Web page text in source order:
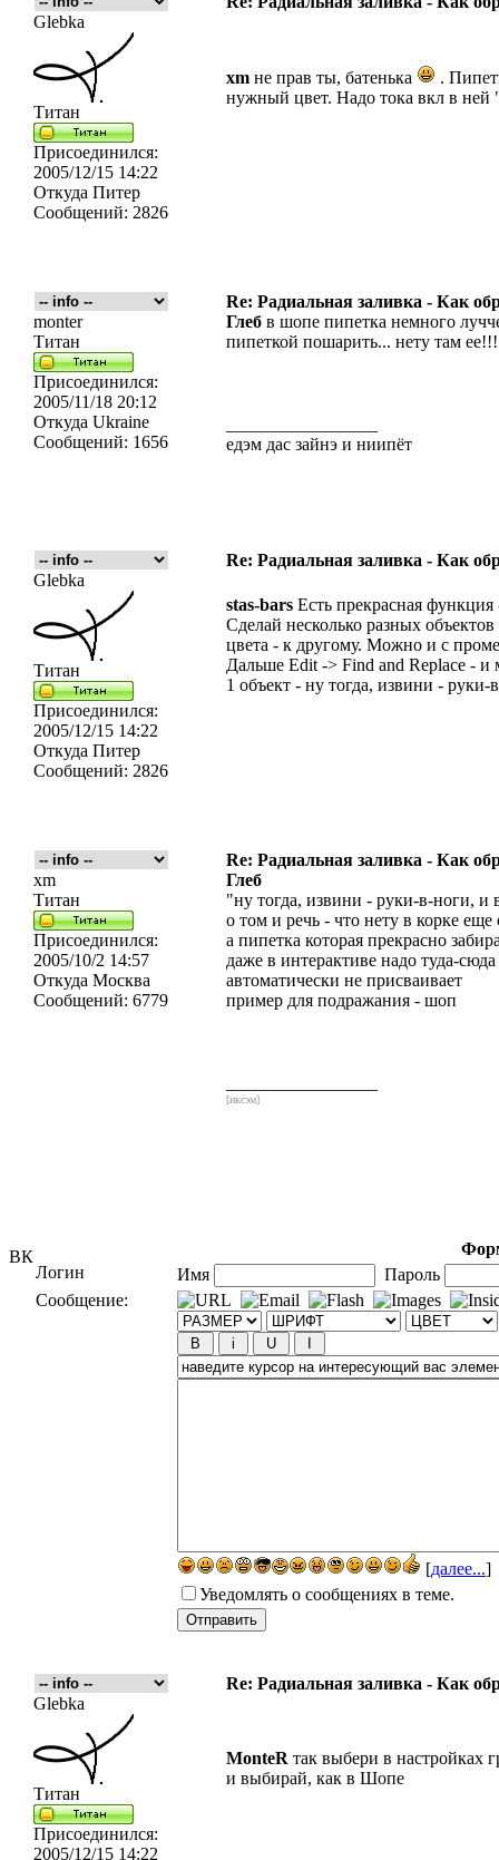
ВК
Glebka
Титан
Присоединился:
2005/12/15 14:22
Откуда Питер
Сообщений: 2826
xm не прав ты, батенька
.
нужный цвет. Надо тока вкл в ней
Re: Радиальная заливка - Как
monter
Титан
Присоединился:
2005/11/18 20:12
Откуда Ukraine
Сообщений: 1656
Глеб в шопе пипетка немного
пипеткой пошарить... нету там ее!!!
едэм дас зайнэ и ниипёт
Re: Радиальная заливка - Как
Glebka
Титан
Присоединился:
2005/12/15 14:22
Откуда Питер
Сообщений: 2826
stas-bars Есть прекрасная
Сделай несколько разных
цвета - к другому. Можно и с
Дальше Edit -> Find and Replace -
1 объект - ну тогда, извини - руки-
Re: Радиальная заливка - Как
xm
Титан
Присоединился:
2005/10/2 14:57
Откуда Москва
Сообщений: 6779
Глеб
"ну тогда, извини - руки-в-ноги, и
о том и речь - что нету в корке еще
а пипетка которая прекрасно
даже в интерактиве надо туда-
автоматически не присваивает
пример для подражания - шоп
[икс́эм]
Re: Радиальная заливка - Как
Glebka
Титан
Присоединился:
2005/12/15 14:22
MonteR так выбери в настройках
и выбирай, как в Шопе
Логин
Имя
Пароль
Сообщение:
[далее...]
Уведомлять о сообщениях в теме.